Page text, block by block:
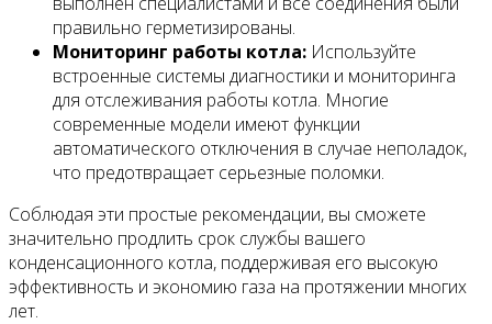
правильно герметизированы.
Мониторинг работы котла: Используйте
встроенные системы диагностики и мониторинга
для отслеживания работы котла. Многие
современные модели имеют функции
автоматического отключения в случае неполадок,
что предотвращает серьезные поломки.
Соблюдая эти простые рекомендации, вы сможете
значительно продлить срок службы вашего
конденсационного котла, поддерживая его высокую
эффективность и экономию газа на протяжении многих
лет.